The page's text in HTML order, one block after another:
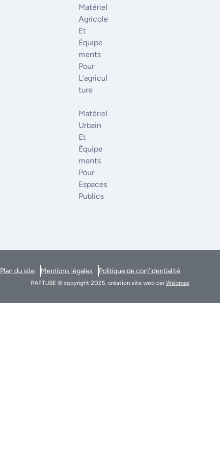
Matériel
Agricole
Et
Équipe
Ments
Pour
L’agricul
Ture
Matériel
Urbain
Et
Équipe
Ments
Pour
Espaces
Publics
PAFTUBE © copyright 2025. création site web par Webmax
Plan du site Mentions légales Politique de confidentialité